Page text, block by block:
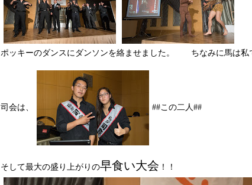
ポッキーのダンスにダンソンを絡ませました。 ちなみに馬は私
司会は、 ##この二人##
そして最大の盛り上がりの早食い大会 ！！